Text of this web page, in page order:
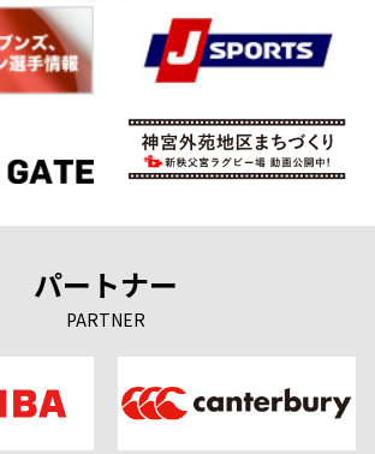
パートナー
PARTNER